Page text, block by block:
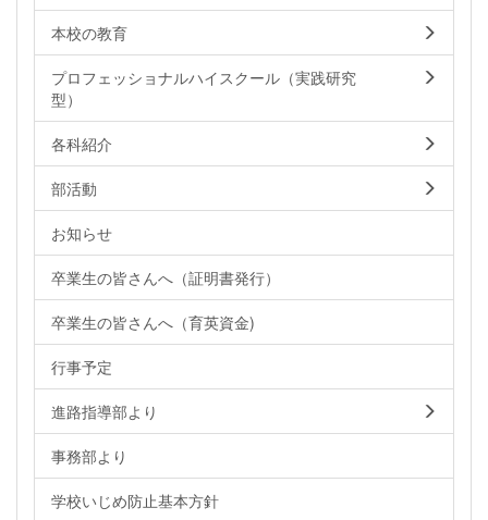
本校の教育
プロフェッショナルハイスクール（実践研究
型）
各科紹介
部活動
お知らせ
卒業生の皆さんへ（証明書発行）
卒業生の皆さんへ（育英資金)
行事予定
進路指導部より
事務部より
学校いじめ防止基本方針